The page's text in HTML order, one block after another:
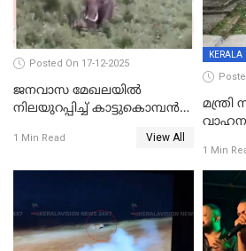
Posted On 17-12-2025
ജനവാസ മേഖലയില്‍
നിലയുറപ്പിച്ച് കാട്ടുകൊമ്പന്‍
1 Min Read View All
KERALA
മന്ത്രി
1 Min